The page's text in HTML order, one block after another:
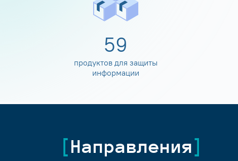
60
продуктов для защиты
информации
Направления